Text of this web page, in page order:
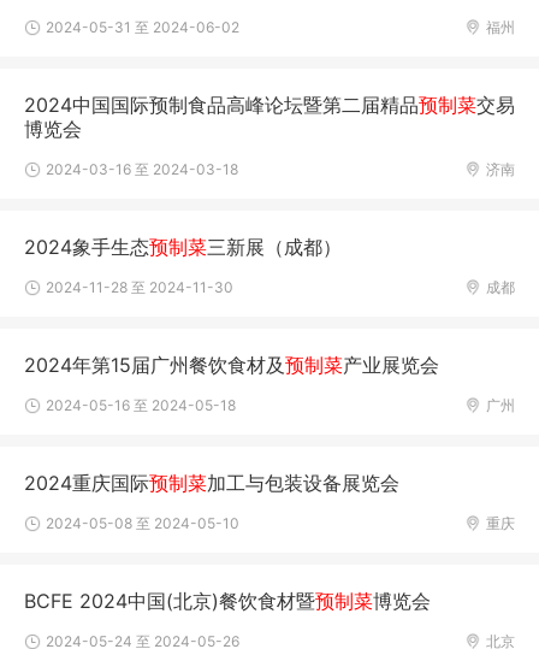
福州
2024-05-31 至 2024-06-02
2024中国国际预制食品高峰论坛暨第二届精品预制菜交易
博览会
济南
2024-03-16 至 2024-03-18
2024象手生态预制菜三新展（成都）
成都
2024-11-28 至 2024-11-30
2024年第15届广州餐饮食材及预制菜产业展览会
广州
2024-05-16 至 2024-05-18
2024重庆国际预制菜加工与包装设备展览会
重庆
2024-05-08 至 2024-05-10
BCFE 2024中国(北京)餐饮食材暨预制菜博览会
北京
2024-05-24 至 2024-05-26